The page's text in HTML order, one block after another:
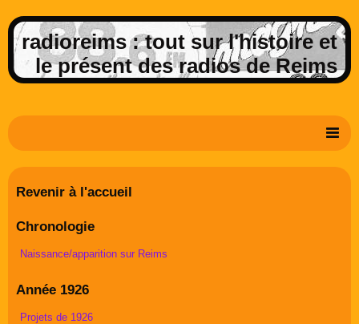
radioreims : tout sur l'histoire et
le présent des radios de Reims
Derniers potins de la FM rémoise
Livre d'or
Contact
Album Photos
Revenir à l'accueil
Chronologie
Naissance/apparition sur Reims
Année 1926
Projets de 1926